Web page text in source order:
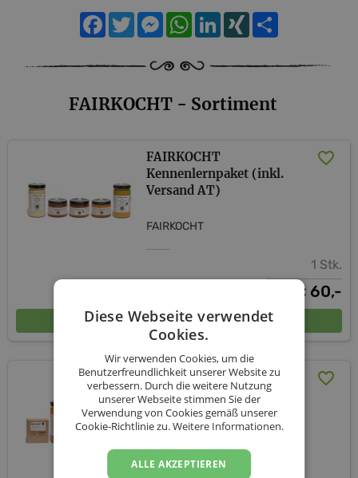
Facebook
TwitterMessengerWhatsApp
LinkedIn
XING
FAIRKOCHT - Sortiment
FAIRKOCHT
Kennenlernpaket (inkl.
Versand AT)
FAIRKOCHT
1 Stk.
€ 60,-
In den Warenkorb
Fairkocht Set zum
Kennenlernen (inkl.
Versand AT)
FAIRKOCHT
Diese Webseite verwendet
Cookies.
Wir verwenden Cookies, um die
Benutzerfreundlichkeit unserer Website zu
verbessern. Durch die weitere Nutzung
unserer Webseite stimmen Sie der
Verwendung von Cookies gemäß unserer
Cookie-Richtlinie zu.Weitere Informationen.
ALLE AKZEPTIEREN